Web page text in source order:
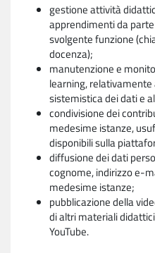
gestione attività
apprendimenti da
svolgente funzione
docenza);
manutenzione e
learning,
sistemistica dei dati e
condivisione dei
medesime istanze,
disponibili sulla
diffusione dei dati
cognome, indirizzo e-
medesime istanze;
pubblicazione della
di altri materiali
YouTube.